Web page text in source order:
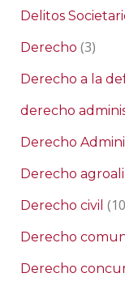
Delitos
Derecho (3)
Derecho a la
derecho
Derecho
Derecho
Derecho civil
Derecho
Derecho